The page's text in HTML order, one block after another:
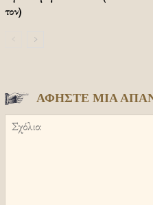
τον)
ΑΦΗΣΤΕ ΜΙΑ